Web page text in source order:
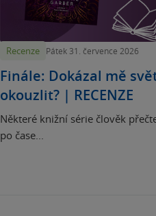
Recenze Pátek 31. července 2026
Finále: Dokázal mě
okouzlit? | RECENZE
Některé knižní série člověk
po čase...